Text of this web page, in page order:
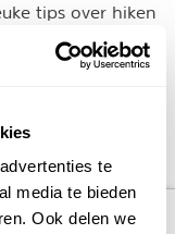
te
media te bieden
Ook delen we
tips over hiken
Bekijk kaart